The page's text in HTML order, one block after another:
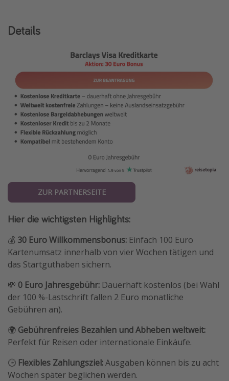
Details
ZUR PARTNERSEITE
Hier die wichtigsten Highlights:
💰 30 Euro Willkommensbonus: Einfach 100 Euro
Kartenumsatz innerhalb von vier Wochen tätigen und
das Startguthaben sichern.
💸 0 Euro Jahresgebühr: Dauerhaft kostenlos (bei Wahl
der 100 %-Lastschrift fallen 2 Euro monatliche
Gebühren an).
🌍 Gebührenfreies Bezahlen und Abheben weltweit:
Perfekt für Reisen oder internationale Einkäufe.
🕒 Flexibles Zahlungsziel:Ausgaben können bis zu acht
Wochen später beglichen werden.